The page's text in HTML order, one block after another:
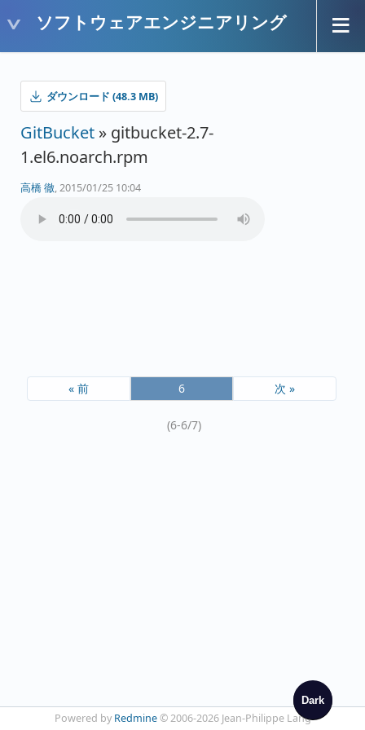
Dark
ソフトウェアエンジニアリング
ダウンロード (48.3 MB)
GitBucket » gitbucket-2.7-
1.el6.noarch.rpm
高橋 徹, 2015/01/25 10:04
« 前 6 次 »
(6-6/7)
Powered by Redmine© 2006-2026 Jean-Philippe Lang